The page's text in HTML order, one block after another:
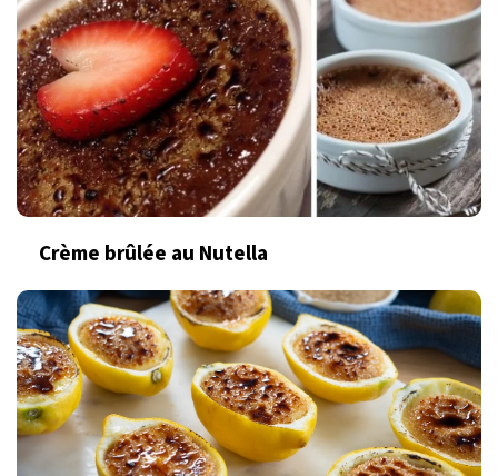
Crème brûlée au Nutella